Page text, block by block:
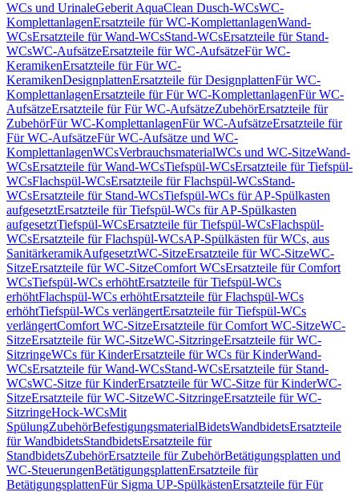
WCs und UrinaleGeberit AquaClean Dusch-WCsWC-
KomplettanlagenErsatzteile für WC-KomplettanlagenWand-
WCsErsatzteile für Wand-WCsStand-WCsErsatzteile für Stand-
WCsWC-AufsätzeErsatzteile für WC-AufsätzeFür WC-
KeramikenErsatzteile für Für WC-
KeramikenDesignplattenErsatzteile für DesignplattenFür WC-
KomplettanlagenErsatzteile für Für WC-KomplettanlagenFür WC-
AufsätzeErsatzteile für Für WC-AufsätzeZubehörErsatzteile für
ZubehörFür WC-KomplettanlagenFür WC-AufsätzeErsatzteile für
Für WC-AufsätzeFür WC-Aufsätze und WC-
KomplettanlagenWCsVerbrauchsmaterialWCs und WC-SitzeWand-
WCsErsatzteile für Wand-WCsTiefspül-WCsErsatzteile für Tiefspül-
WCsFlachspül-WCsErsatzteile für Flachspül-WCsStand-
WCsErsatzteile für Stand-WCsTiefspül-WCs für AP-Spülkasten
aufgesetztErsatzteile für Tiefspül-WCs für AP-Spülkasten
aufgesetztTiefspül-WCsErsatzteile für Tiefspül-WCsFlachspül-
WCsErsatzteile für Flachspül-WCsAP-Spülkästen für WCs, aus
SanitärkeramikAufgesetztWC-SitzeErsatzteile für WC-SitzeWC-
SitzeErsatzteile für WC-SitzeComfort WCsErsatzteile für Comfort
WCsTiefspül-WCs erhöhtErsatzteile für Tiefspül-WCs
erhöhtFlachspül-WCs erhöhtErsatzteile für Flachspül-WCs
erhöhtTiefspül-WCs verlängertErsatzteile für Tiefspül-WCs
verlängertComfort WC-SitzeErsatzteile für Comfort WC-SitzeWC-
SitzeErsatzteile für WC-SitzeWC-SitzringeErsatzteile für WC-
SitzringeWCs für KinderErsatzteile für WCs für KinderWand-
WCsErsatzteile für Wand-WCsStand-WCsErsatzteile für Stand-
WCsWC-Sitze für KinderErsatzteile für WC-Sitze für KinderWC-
SitzeErsatzteile für WC-SitzeWC-SitzringeErsatzteile für WC-
SitzringeHock-WCsMit
SpülungZubehörBefestigungsmaterialBidetsWandbidetsErsatzteile
für WandbidetsStandbidetsErsatzteile für
StandbidetsZubehörErsatzteile für ZubehörBetätigungsplatten und
WC-SteuerungenBetätigungsplattenErsatzteile für
BetätigungsplattenFür Sigma UP-SpülkästenErsatzteile für Für